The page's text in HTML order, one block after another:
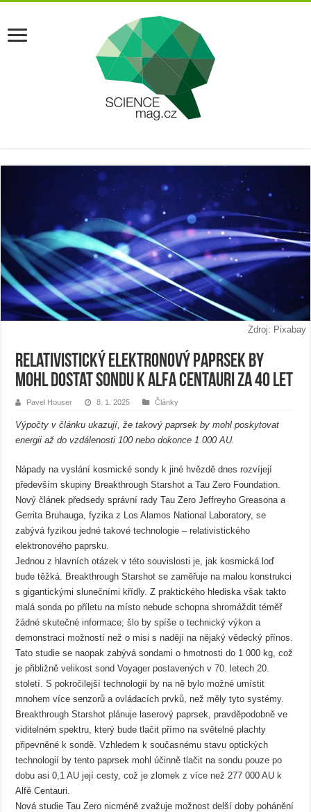
Zdroj: Pixabay
Relativistický elektronový paprsek by
mohl dostat sondu k Alfa Centauri za 40 let
Pavel Houser 8. 1. 2025 Články
Výpočty v článku ukazují, že takový paprsek by mohl poskytovat
energii až do vzdálenosti 100 nebo dokonce 1 000 AU.
Nápady na vyslání kosmické sondy k jiné hvězdě dnes rozvíjejí
především skupiny Breakthrough Starshot a Tau Zero Foundation.
Nový článek předsedy správní rady Tau Zero Jeffreyho Greasona a
Gerrita Bruhauga, fyzika z Los Alamos National Laboratory, se
zabývá fyzikou jedné takové technologie – relativistického
elektronového paprsku.
Jednou z hlavních otázek v této souvislosti je, jak kosmická loď
bude těžká. Breakthrough Starshot se zaměřuje na malou konstrukci
s gigantickými slunečními křídly. Z praktického hlediska však takto
malá sonda po příletu na místo nebude schopna shromáždit téměř
žádné skutečné informace; šlo by spíše o technický výkon a
demonstraci možností než o misi s nadějí na nějaký vědecký přínos.
Tato studie se naopak zabývá sondami o hmotnosti do 1 000 kg, což
je přibližně velikost sond Voyager postavených v 70. letech 20.
století. S pokročilejší technologií by na ně bylo možné umístit
mnohem více senzorů a ovládacích prvků, než měly tyto systémy.
Breakthrough Starshot plánuje laserový paprsek, pravděpodobně ve
viditelném spektru, který bude tlačit přímo na světelné plachty
připevněné k sondě. Vzhledem k současnému stavu optických
technologií by tento paprsek mohl účinně tlačit na sondu pouze po
dobu asi 0,1 AU její cesty, což je zlomek z více než 277 000 AU k
Alfě Centauri.
Nová studie Tau Zero nicméně zvažuje možnost delší doby pohánění